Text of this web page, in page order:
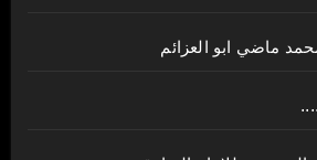
ماضي ابو العزائم